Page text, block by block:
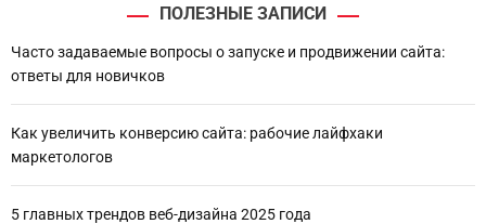
ПОЛЕЗНЫЕ ЗАПИСИ
Часто задаваемые вопросы о запуске и продвижении сайта:
ответы для новичков
Как увеличить конверсию сайта: рабочие лайфхаки
маркетологов
5 главных трендов веб-дизайна 2025 года